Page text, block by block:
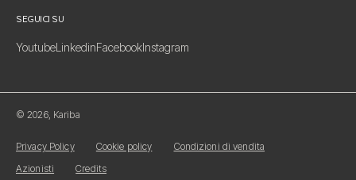
Seguici su
SEGUICI SU
YoutubeLinkedinFacebookInstagram
© 2026, Kariba
Privacy Policy Cookie policy
Condizioni di vendita
Azionisti
Credits